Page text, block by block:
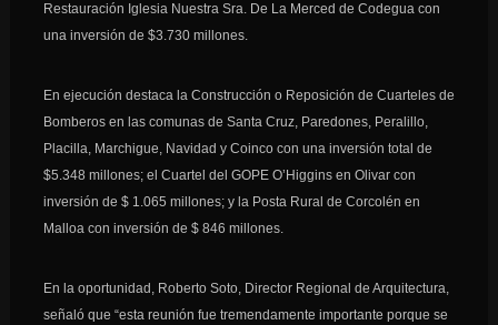
Restauración Iglesia Nuestra Sra. De La Merced de Codegua con
una inversión de $3.730 millones.
En ejecución destaca la Construcción o Reposición de Cuarteles de
Bomberos en las comunas de Santa Cruz, Paredones, Peralillo,
Placilla, Marchigue, Navidad y Coinco con una inversión total de
$5.348 millones; el Cuartel del GOPE O’Higgins en Olivar con
inversión de $ 1.065 millones; y la Posta Rural de Corcolén en
Malloa con inversión de $ 846 millones.
En la oportunidad, Roberto Soto, Director Regional de Arquitectura,
señaló que “esta reunión fue tremendamente importante porque se